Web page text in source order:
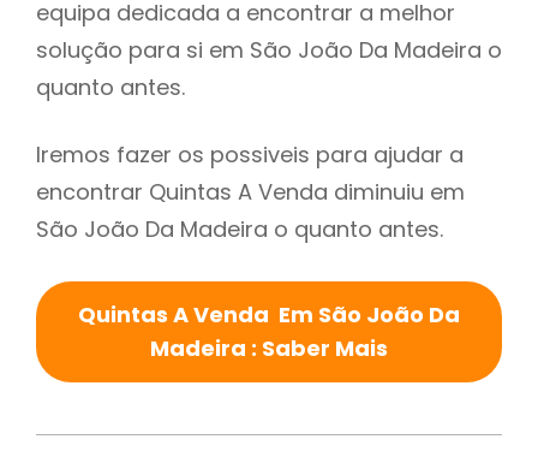
equipa dedicada a encontrar a melhor
solução para si em São João Da Madeira o
quanto antes.
Iremos fazer os possiveis para ajudar a
encontrar Quintas A Venda diminuiu em
São João Da Madeira o quanto antes.
Quintas A Venda Em São João Da
Madeira : Saber Mais